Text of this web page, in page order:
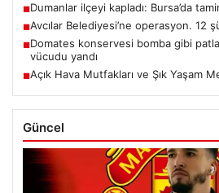
■Dumanlar ilçeyi kapladı: Bursa’da
■Avcılar Belediyesi’ne operasyon. 12
■Domates konservesi bomba gibi
vücudu yandı
■Açık Hava Mutfakları ve Şık Yaşam
Güncel